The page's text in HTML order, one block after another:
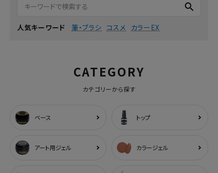
search
人気キーワード 筆・ブラシ コスメ カラーEX
CATEGORY
カテゴリーから探す
ベース トップ
アート用ジェル カラージェル